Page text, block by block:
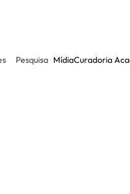
Pesquisa MídiaCuradoria